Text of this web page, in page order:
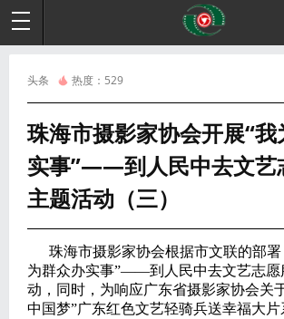
头条 热度： 529
珠海市摄影家协会开展“
实事”——到人民中去文艺
主题活动（三）
珠海市摄影家协会根据市文联的部署
为群众办实事”——到人民中去文艺志愿
动，同时，为响应广东省摄影家协会关
中国梦”广东红色文艺轻骑兵送幸福大